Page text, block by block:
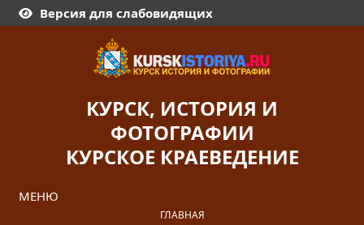
Версия для слабовидящих
КУРСК, ИСТОРИЯ И
ФОТОГРАФИИ
КУРСКОЕ КРАЕВЕДЕНИЕ
МЕНЮ
ГЛАВНАЯ